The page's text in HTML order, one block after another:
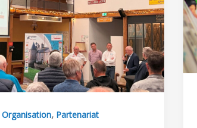
Organisation, Partenariat